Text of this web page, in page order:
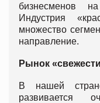
бизнесменов
Индустрия
множество
направление.
Рынок
В нашей
развивается